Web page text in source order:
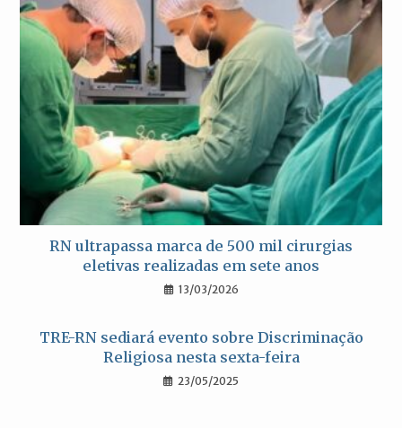
RN ultrapassa marca de 500 mil cirurgias
eletivas realizadas em sete anos
13/03/2026
TRE-RN sediará evento sobre Discriminação
Religiosa nesta sexta-feira
23/05/2025